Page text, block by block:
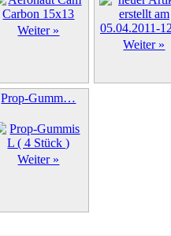
Weiter »
Weiter »
Prop-Gumm…
Weiter »